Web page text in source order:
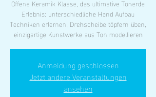
Offene Keramik Klasse, das ultimative Tonerde
Erlebnis: unterschiedliche Hand Aufbau
Techniken erlernen, Drehscheibe töpfern üben,
einzigartige Kunstwerke aus Ton modellieren
Anmeldung geschlossen
Jetzt andere Veranstaltungen
ansehen